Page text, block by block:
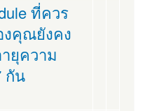
ที่ควร
งคุณยังคง
ยุความ
กัน